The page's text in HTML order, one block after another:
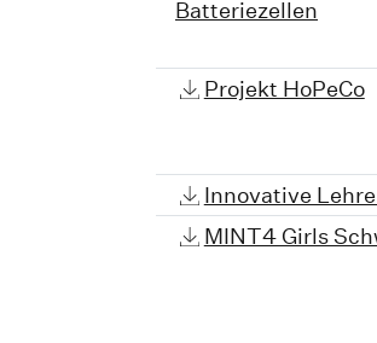
Batteriezellen
Projekt HoPeCo
Innovative
MINT4 Girls